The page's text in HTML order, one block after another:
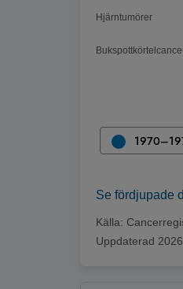
Hjärntumörer
Se fördjupade
Källa:
Uppdaterad